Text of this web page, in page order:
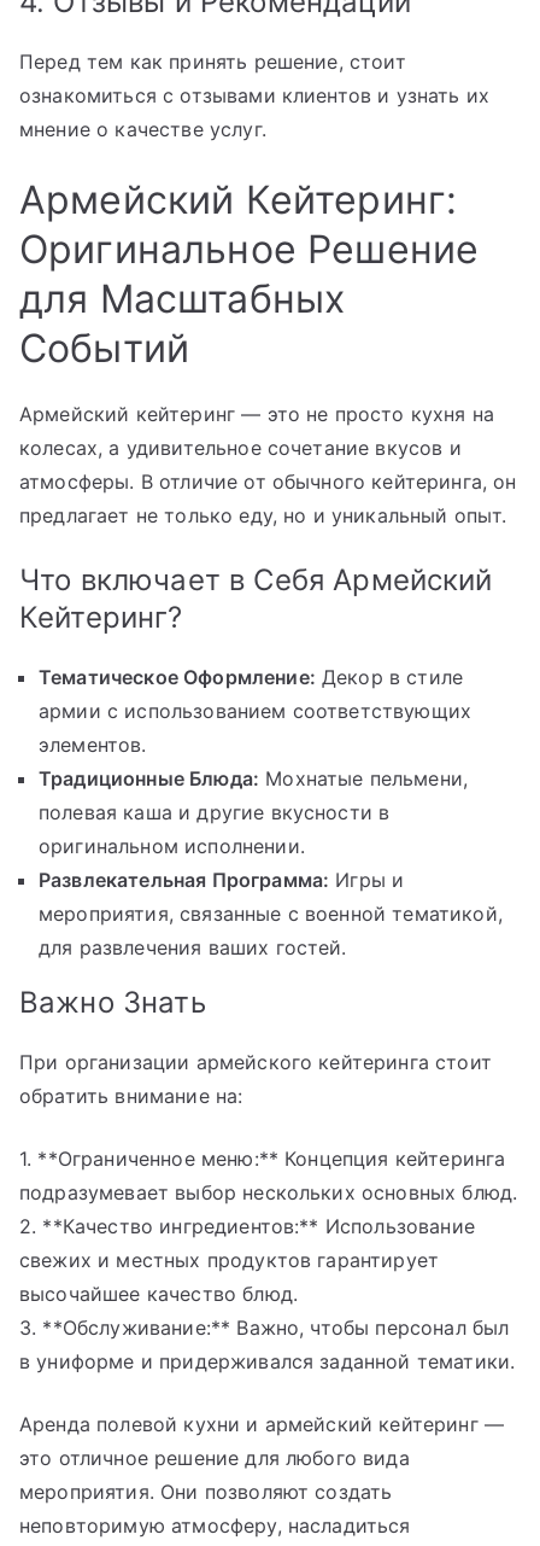
Перед тем как принять решение, стоит
ознакомиться с отзывами клиентов и узнать их
мнение о качестве услуг.
Армейский Кейтеринг:
Оригинальное Решение
для Масштабных
Событий
Армейский кейтеринг — это не просто кухня на
колесах, а удивительное сочетание вкусов и
атмосферы. В отличие от обычного кейтеринга, он
предлагает не только еду, но и уникальный опыт.
Что включает в Себя Армейский
Кейтеринг?
Тематическое Оформление: Декор в стиле
армии с использованием соответствующих
элементов.
Традиционные Блюда: Мохнатые пельмени,
полевая каша и другие вкусности в
оригинальном исполнении.
Развлекательная Программа: Игры и
мероприятия, связанные с военной тематикой,
для развлечения ваших гостей.
Важно Знать
При организации армейского кейтеринга стоит
обратить внимание на:
1. **Ограниченное меню:** Концепция кейтеринга
подразумевает выбор нескольких основных блюд.
2. **Качество ингредиентов:** Использование
свежих и местных продуктов гарантирует
высочайшее качество блюд.
3. **Обслуживание:** Важно, чтобы персонал был
в униформе и придерживался заданной тематики.
Аренда полевой кухни и армейский кейтеринг —
это отличное решение для любого вида
мероприятия. Они позволяют создать
неповторимую атмосферу, насладиться